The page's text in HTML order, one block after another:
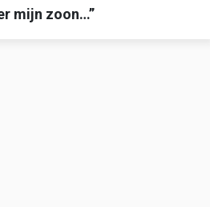
mijn zoon…”